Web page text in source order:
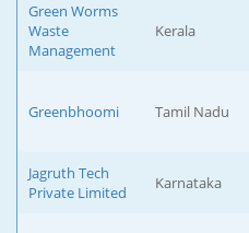
Green Worms
Waste
Management
Kerala
Greenbhoomi Tamil Nadu
Jagruth Tech
Private Limited
Karnataka